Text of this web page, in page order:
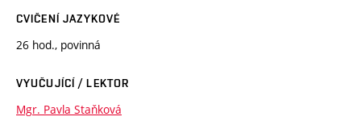
CVIČENÍ JAZYKOVÉ
26 hod., povinná
VYUČUJÍCÍ / LEKTOR
Mgr. Pavla Staňková